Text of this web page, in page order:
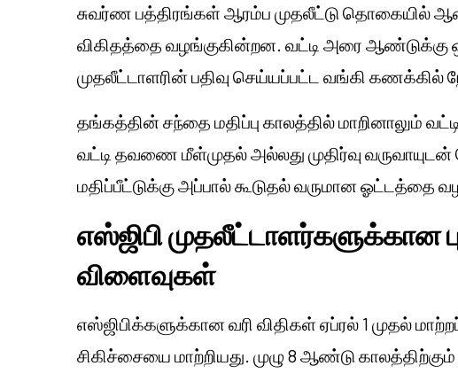
சுவர்ண பத்திரங்கள் ஆரம்ப முதலீட்டு தொகையில்
விகிதத்தை வழங்குகின்றன. வட்டி அரை ஆண்டுக்கு
முதலீட்டாளரின் பதிவு செய்யப்பட்ட வங்கி கணக்கில்
தங்கத்தின் சந்தை மதிப்பு காலத்தில் மாறினாலும்
வட்டி தவணை மீள்முதல் அல்லது முதிர்வு வருவாயுடன்
மதிப்பீட்டுக்கு அப்பால் கூடுதல் வருமான ஓட்டத்தை
எஸ்ஜிபி முதலீட்டாளர்களுக்கான
விளைவுகள்
எஸ்ஜிபிக்களுக்கான வரி விதிகள் ஏப்ரல் 1 முதல்
சிகிச்சையை மாற்றியது. முழு 8 ஆண்டு